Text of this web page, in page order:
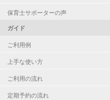
保育士サポーターの声
ガイド
ご利用例
上手な使い方
ご利用の流れ
定期予約の流れ